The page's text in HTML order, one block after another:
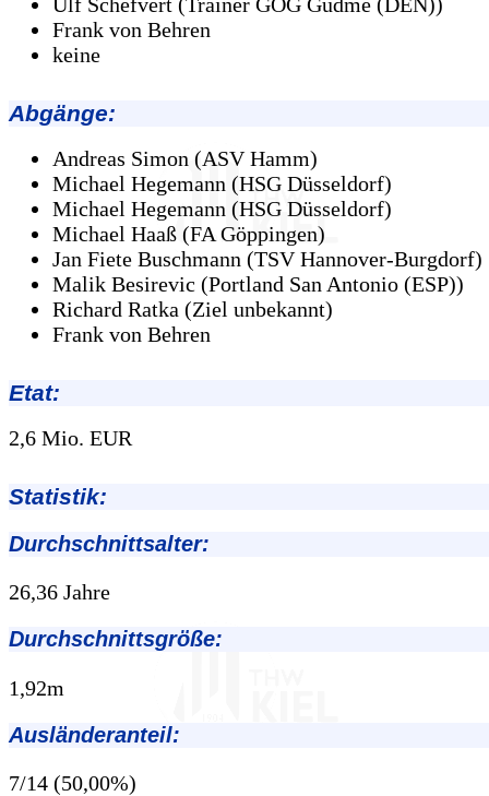
Frank von Behren
keine
Abgänge:
Andreas Simon (ASV Hamm)
Michael Hegemann (HSG Düsseldorf)
Michael Hegemann (HSG Düsseldorf)
Michael Haaß (FA Göppingen)
Jan Fiete Buschmann (TSV Hannover-Burgdorf)
Malik Besirevic (Portland San Antonio (ESP))
Richard Ratka (Ziel unbekannt)
Frank von Behren
Etat:
2,6 Mio. EUR
Statistik:
Durchschnittsalter:
26,36 Jahre
Durchschnittsgröße:
1,92m
Ausländeranteil:
7/14 (50,00%)